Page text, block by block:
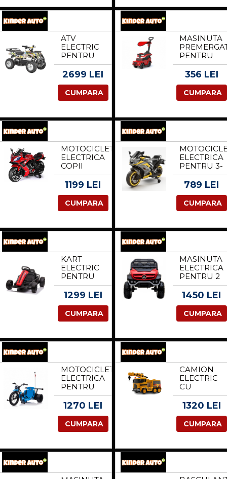
LI-ION 48V
13AH,
NEAGRA
CULOARE
ATV
ELECTRIC
PENTRU
COPII
KINDERAUTO
QUAD
1000W 36V
CULOARE
GALBENA
2699 LEI
CUMPARA
MASINUTA
PENTRU
COPII, 2 IN
G350D CU
356 LEI
CUMPARA
MOTOCICLETA
ELECTRICA
COPII
KINDERAUTO
R9,
150W, 24V,
ROTI MOI,
TAPITAT,
ROSIE
1199 LEI
CUMPARA
ELECTRICA
PENTRU 3-
9 ANI,
SUPERBIKE
PREMIUM,
GALBENA
789 LEI
CUMPARA
KART
ELECTRIC
PENTRU
COPII 6-11
ANI
PUTERE
500W, 24V,
MOI ROSU
1299 LEI
CUMPARA
MASINUTA
ELECTRICA
PENTRU 2
COPII
MERCEDES
4X4 140W
PREMIUM
ROSU
1450 LEI
CUMPARA
MOTOCICLETA
ELECTRICA
PENTRU
COPII 5-12
ANI,
DRIFT-
TRIKE,
10AH, ROTI
MOI,
1270 LEI
CUMPARA
CAMION
ELECTRIC
CU
FUNCTIE
DE
10AH,
CULOARE
1320 LEI
CUMPARA